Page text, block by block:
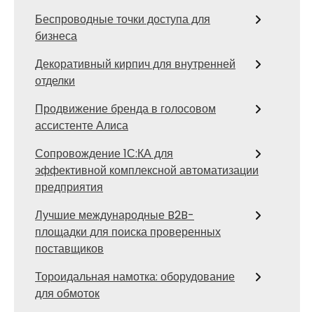
Беспроводные точки доступа для
бизнеса
Декоративный кирпич для внутренней
отделки
Продвижение бренда в голосовом
ассистенте Алиса
Сопровождение 1С:КА для
эффективной комплексной автоматизации
предприятия
Лучшие международные B2B-
площадки для поиска проверенных
поставщиков
Тороидальная намотка: оборудование
для обмоток